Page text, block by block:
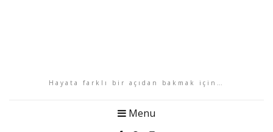
Hayata farklı bir açıdan bakmak için…
Menu